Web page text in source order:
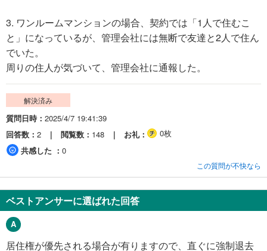
3. ワンルームマンションの場合、契約では「1人で住むこ
と」になっているが、管理会社には無断で友達と2人で住ん
でいた。
周りの住人が気づいて、管理会社に通報した。
解決済み
質問日時
2025/4/7 19:41:39
回答数
2 閲覧数 148 お礼
0枚
共感した
0
この質問が不快なら
ベストアンサーに選ばれた回答
居住権が優先される場合が有りますので、直ぐに強制退去